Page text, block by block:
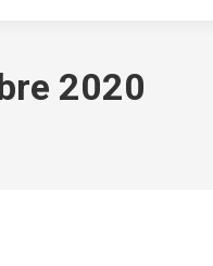
2020